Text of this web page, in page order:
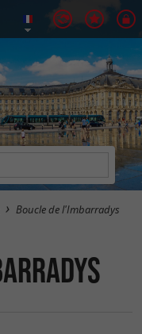
Boucle de l'Imbarradys